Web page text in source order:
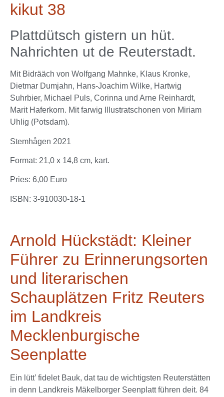
kikut 38
Plattdütsch gistern un hüt.
Nahrichten ut de Reuterstadt.
Mit Bidrääch von Wolfgang Mahnke, Klaus Kronke,
Dietmar Dumjahn, Hans-Joachim Wilke, Hartwig
Suhrbier, Michael Puls, Corinna und Arne Reinhardt,
Marit Haferkorn. Mit farwig Illustratschonen von Miriam
Uhlig (Potsdam).
Stemhågen 2021
Format: 21,0 x 14,8 cm, kart.
Pries: 6,00 Euro
ISBN: 3-910030-18-1
Arnold Hückstädt: Kleiner
Führer zu Erinnerungsorten
und literarischen
Schauplätzen Fritz Reuters
im Landkreis
Mecklenburgische
Seenplatte
Ein lütt’ fidelet Bauk, dat tau de wichtigsten Reuterstätten
in denn Landkreis Mäkelborger Seenplatt führen deit. 84